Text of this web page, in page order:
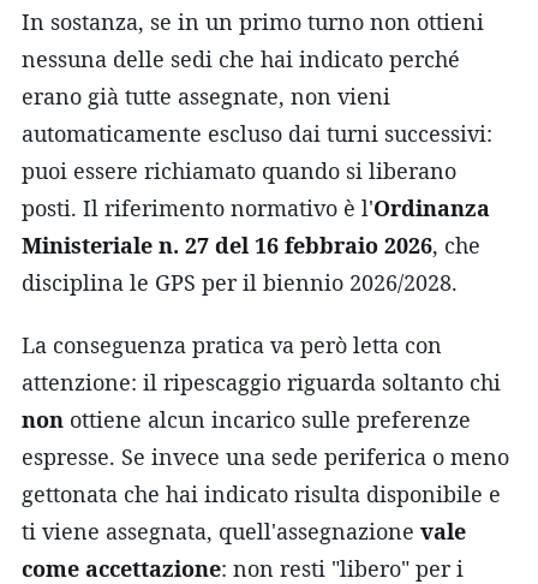
In sostanza, se in un primo turno non ottieni
nessuna delle sedi che hai indicato perché
erano già tutte assegnate, non vieni
automaticamente escluso dai turni successivi:
puoi essere richiamato quando si liberano
posti. Il riferimento normativo è l'Ordinanza
Ministeriale n. 27 del 16 febbraio 2026, che
disciplina le GPS per il biennio 2026/2028.
La conseguenza pratica va però letta con
attenzione: il ripescaggio riguarda soltanto chi
non ottiene alcun incarico sulle preferenze
espresse. Se invece una sede periferica o meno
gettonata che hai indicato risulta disponibile e
ti viene assegnata, quell'assegnazione vale
come accettazione: non resti "libero" per i